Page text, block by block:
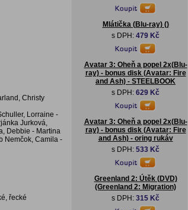
Christy
Lorraine -
Jurková,
Debbie - Martina
Nemčok, Camila -
řecké
Mlátička (Blu-ray) ()
s DPH: 479 Kč
Avatar 3: Oheň a popel 2x(Blu-
ray) - bonus disk (Avatar: Fire
and Ash) - STEELBOOK
s DPH: 629 Kč
Avatar 3: Oheň a popel 2x(Blu-
ray) - bonus disk (Avatar: Fire
and Ash) - oring rukáv
s DPH: 533 Kč
Greenland 2: Útěk (DVD)
(Greenland 2: Migration)
s DPH: 315 Kč